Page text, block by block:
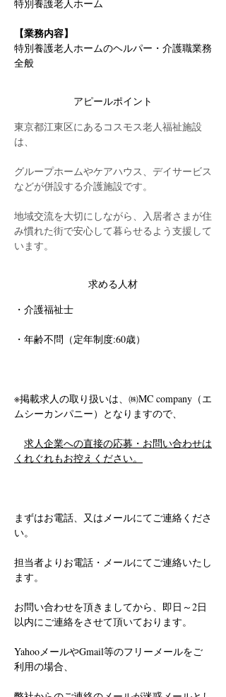
特別養護老人ホーム
【業務内容】
特別養護老人ホームのヘルパー・介護職業務
全般
アピールポイント
東京都江東区にあるコスモス老人福祉施設
は、
グループホームやケアハウス、デイサービス
などが併設する介護施設です。
地域交流を大切にしながら、入居者さまが住
み慣れた街で安心して暮らせるよう支援して
います。
求める人材
・ 介護福祉士
・年齢不問（定年制度:60歳）
※掲載求人の取り扱いは、㈱MC company（エ
ムシーカンパニー）となりますので、
求人企業への直接の応募・お問い合わせは
くれぐれもお控えください。
まずはお電話、又はメールにてご連絡くださ
い。
担当者よりお電話・メールにてご連絡いたし
ます。
お問い合わせを頂きましてから、即日～2日
以内にご連絡をさせて頂いております。
YahooメールやGmail等のフリーメールをご
利用の場合、